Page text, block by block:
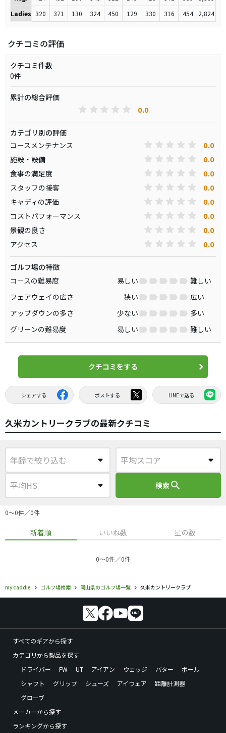
Ladies 320 371 130 324 450 129 330 316 454 2,824
クチコミの評価
クチコミ件数
0件
累計の総合評価
0.0
カテゴリ別の評価
コースメンテナンス
0.0
施設・設備 0.0
食事の満足度 0.0
スタッフの接客 0.0
キャディの評価 0.0
コストパフォーマンス 0.0
景観の良さ 0.0
アクセス 0.0
ゴルフ場の特徴
コースの難易度
易しい
難しい
フェアウェイの広さ
狭い
広い
アップダウンの多さ
少ない
多い
グリーンの難易度
易しい 難しい
クチコミをする
シェアする ポストする LINEで送る
久米カントリークラブの最新クチコミ
検索search
0〜0件／0件
新着順 いいね数 星の数
0〜0件／0件
my caddie ゴルフ場検索 岡山県のゴルフ場一覧 久米カントリークラブ
すべてのギアから探す
カテゴリから製品を探す
ドライバー
FW UT アイアン ウェッジ パター
ボール
シャフト
グリップ シューズ アイウェア
距離計測器
グローブ
メーカーから探す
ランキングから探す